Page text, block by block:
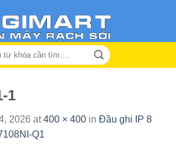
1
2026 at400 × 400 in Đầu ghi IP 8
Q1